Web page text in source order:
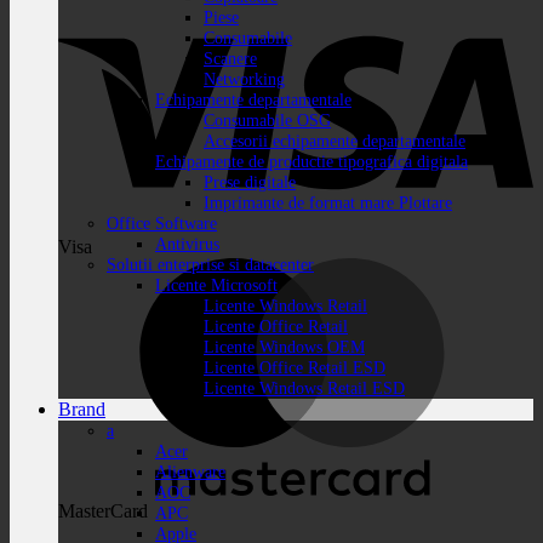
Visa
MasterCard
Piese
Consumabile
Scanere
Networking
Echipamente departamentale
Consumabile OSG
Accesorii echipamente departamentale
Echipamente de productie tipografica digitala
Prese digitale
Imprimante de format mare Plottare
Office Software
Antivirus
Solutii enterprise si datacenter
Licente Microsoft
Licente Windows Retail
Licente Office Retail
Licente Windows OEM
Licente Office Retail ESD
Licente Windows Retail ESD
Brand
a
Acer
Alienware
AOC
APC
Apple